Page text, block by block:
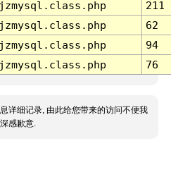
211
62
94
76
详细记录, 由此给您带来的访问不便我
感歉意.